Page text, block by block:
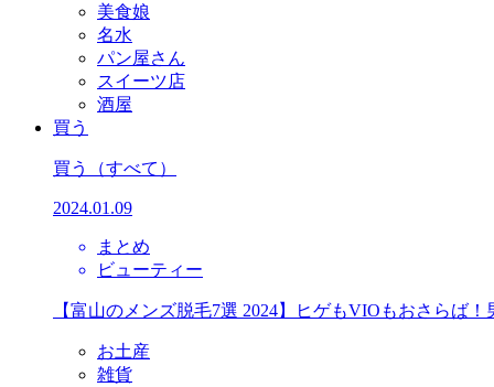
美食娘
名水
パン屋さん
スイーツ店
酒屋
買う
買う （すべて）
2024.01.09
まとめ
ビューティー
【富山のメンズ脱毛7選 2024】ヒゲもVIOもおさらば
お土産
雑貨